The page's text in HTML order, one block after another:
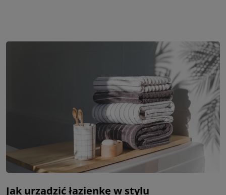
Jak urządzić łazienkę w stylu